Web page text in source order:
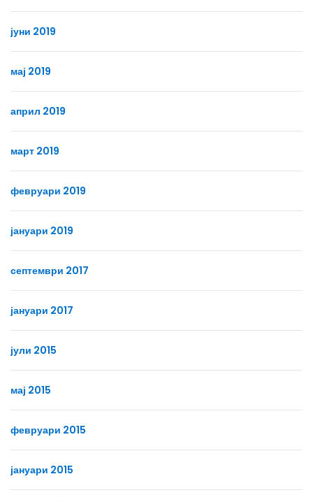
јуни 2019
мај 2019
април 2019
март 2019
февруари 2019
јануари 2019
септември 2017
јануари 2017
јули 2015
мај 2015
февруари 2015
јануари 2015